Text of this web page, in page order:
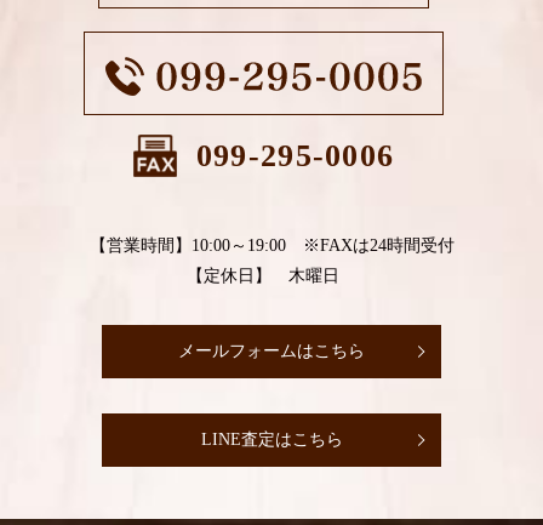
099-295-0006
【営業時間】10:00～19:00 ※FAXは24時間受付
【定休日】 木曜日
メールフォームはこちら
LINE査定はこちら